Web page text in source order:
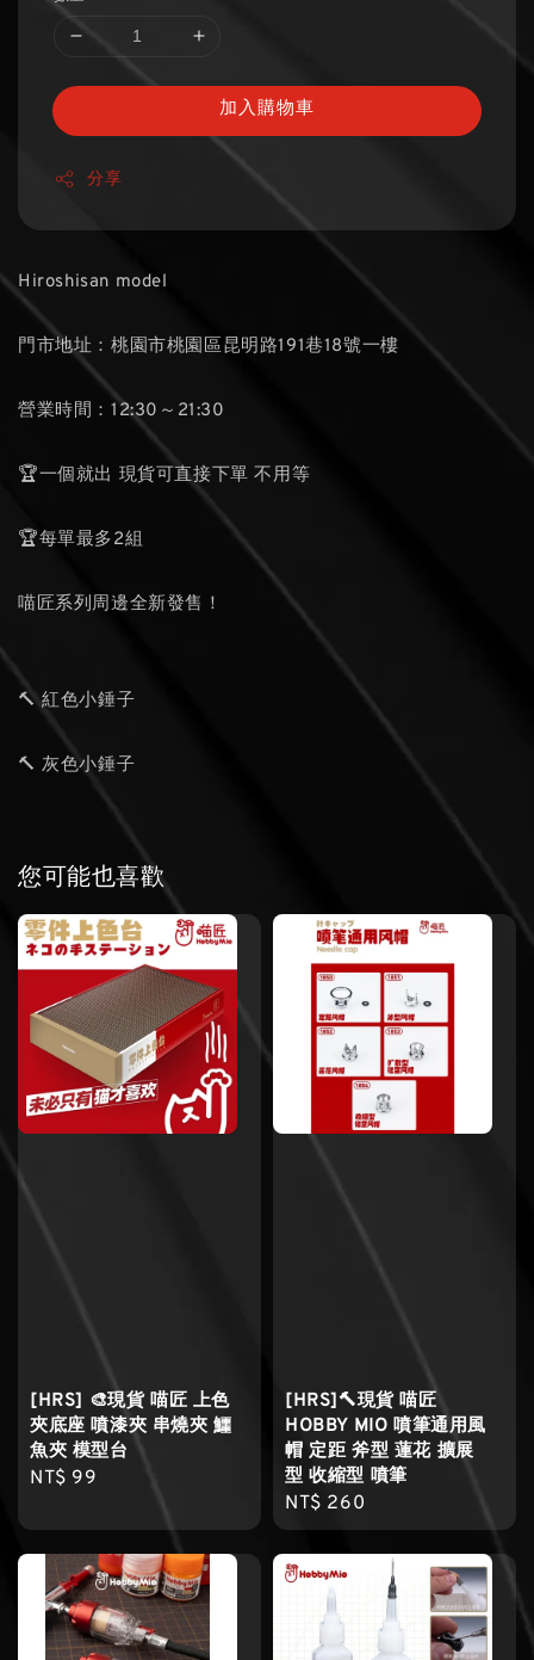
加入購物車
分享
Hiroshisan model
門市地址：桃園市桃園區昆明路191巷18號一樓
營業時間：12:30～21:30
🏆一個就出 現貨可直接下單 不用等
🏆每單最多2組
喵匠系列周邊全新發售！
🔨 紅色小錘子
🔨 灰色小錘子
您可能也喜歡
[HRS] 🎨現貨 喵匠 上色
夾底座 噴漆夾 串燒夾 鱷
魚夾 模型台
Regular
NT$ 99
[HRS]🔨現貨 喵匠
HOBBY MIO 噴筆通用風
帽 定距 斧型 蓮花 擴展
型 收縮型 噴筆
Regular
price
NT$ 260